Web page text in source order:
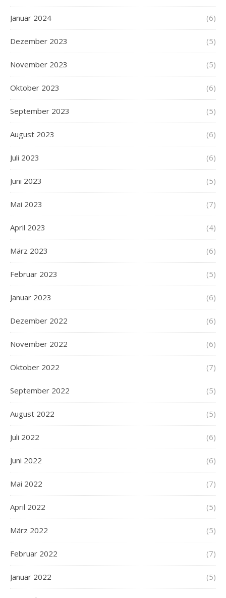
Januar 2024 (6)
Dezember 2023 (5)
November 2023 (5)
Oktober 2023 (6)
September 2023 (5)
August 2023 (6)
Juli 2023 (6)
Juni 2023 (5)
Mai 2023 (7)
April 2023 (4)
März 2023 (6)
Februar 2023 (5)
Januar 2023 (6)
Dezember 2022 (6)
November 2022 (6)
Oktober 2022 (7)
September 2022 (5)
August 2022 (5)
Juli 2022 (6)
Juni 2022 (6)
Mai 2022 (7)
April 2022 (5)
März 2022 (5)
Februar 2022 (7)
Januar 2022 (5)